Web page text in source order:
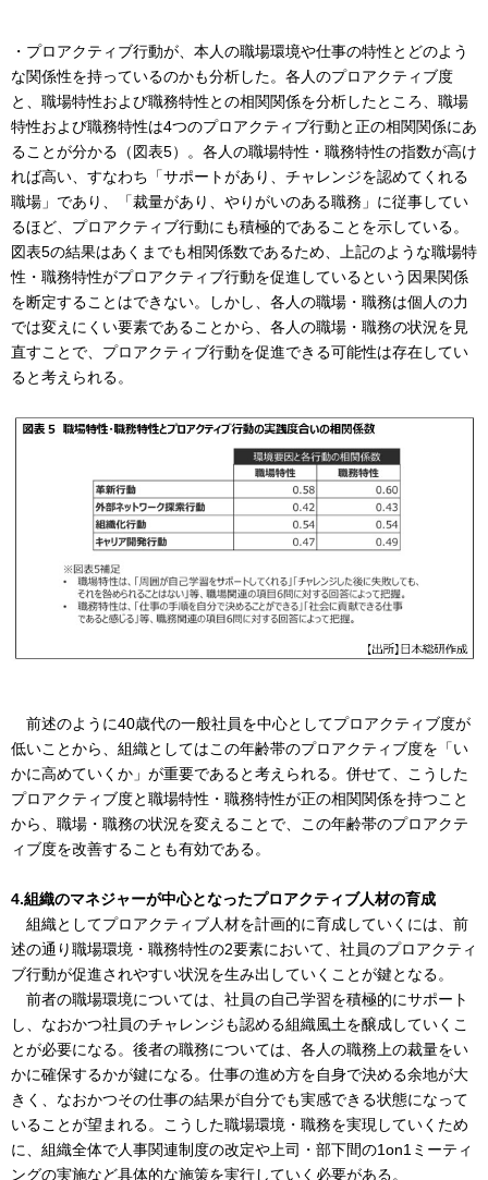
・プロアクティブ行動が、本人の職場環境や仕事の特性とどのよう
な関係性を持っているのかも分析した。各人のプロアクティブ度
と、職場特性および職務特性との相関関係を分析したところ、職場
特性および職務特性は4つのプロアクティブ行動と正の相関関係にあ
ることが分かる（図表5）。各人の職場特性・職務特性の指数が高け
れば高い、すなわち「サポートがあり、チャレンジを認めてくれる
職場」であり、「裁量があり、やりがいのある職務」に従事してい
るほど、プロアクティブ行動にも積極的であることを示している。
図表5の結果はあくまでも相関係数であるため、上記のような職場特
性・職務特性がプロアクティブ行動を促進しているという因果関係
を断定することはできない。しかし、各人の職場・職務は個人の力
では変えにくい要素であることから、各人の職場・職務の状況を見
直すことで、プロアクティブ行動を促進できる可能性は存在してい
ると考えられる。
前述のように40歳代の一般社員を中心としてプロアクティブ度が
低いことから、組織としてはこの年齢帯のプロアクティブ度を「い
かに高めていくか」が重要であると考えられる。併せて、こうした
プロアクティブ度と職場特性・職務特性が正の相関関係を持つこと
から、職場・職務の状況を変えることで、この年齢帯のプロアクテ
ィブ度を改善することも有効である。
4.組織のマネジャーが中心となったプロアクティブ人材の育成
組織としてプロアクティブ人材を計画的に育成していくには、前
述の通り職場環境・職務特性の2要素において、社員のプロアクティ
ブ行動が促進されやすい状況を生み出していくことが鍵となる。
前者の職場環境については、社員の自己学習を積極的にサポート
し、なおかつ社員のチャレンジも認める組織風土を醸成していくこ
とが必要になる。後者の職務については、各人の職務上の裁量をい
かに確保するかが鍵になる。仕事の進め方を自身で決める余地が大
きく、なおかつその仕事の結果が自分でも実感できる状態になって
いることが望まれる。こうした職場環境・職務を実現していくため
に、組織全体で人事関連制度の改定や上司・部下間の1on1ミーティ
ングの実施など具体的な施策を実行していく必要がある。